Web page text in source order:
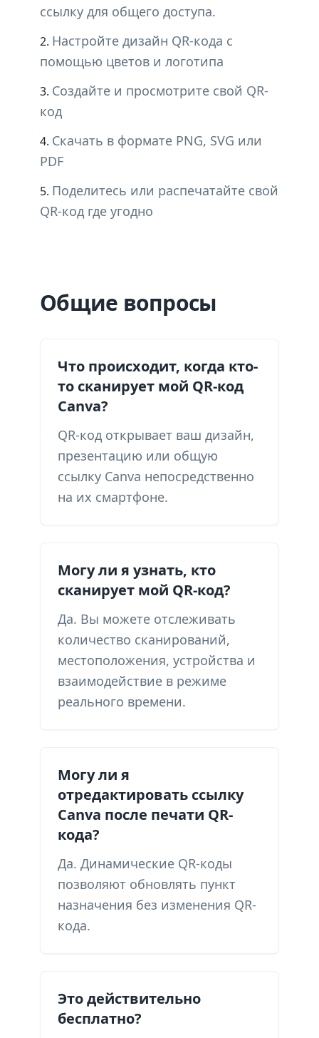
ссылку для общего доступа.
Настройте дизайн QR-кода с
помощью цветов и логотипа
Создайте и просмотрите свой QR-
код
Скачать в формате PNG, SVG или
PDF
Поделитесь или распечатайте свой
QR-код где угодно
Общие вопросы
Что происходит, когда кто-
то сканирует мой QR-код
Canva?
QR-код открывает ваш дизайн,
презентацию или общую
ссылку Canva непосредственно
на их смартфоне.
Могу ли я узнать, кто
сканирует мой QR-код?
Да. Вы можете отслеживать
количество сканирований,
местоположения, устройства и
взаимодействие в режиме
реального времени.
Могу ли я
отредактировать ссылку
Canva после печати QR-
кода?
Да. Динамические QR-коды
позволяют обновлять пункт
назначения без изменения QR-
кода.
Это действительно
бесплатно?